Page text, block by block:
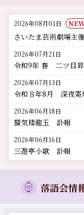
2026年08月01日
さいたま芸術劇場主
2026年07月21日
令和9年 春 二ツ目
2026年07月13日
令和８年8月 深夜
2026年06月18日
蜃気楼龍玉 訃報
2026年06月16日
三遊亭小歌 訃報
落語会情